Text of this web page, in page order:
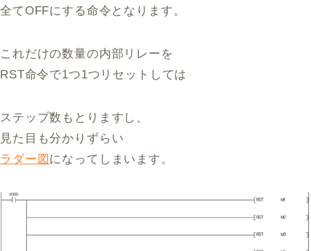
全てOFFにする命令となります。
これだけの数量の内部リレーを
RST命令で1つ1つリセットしては
ステップ数もとりますし、
見た目も分かりずらい
ラダー図 になってしまいます。